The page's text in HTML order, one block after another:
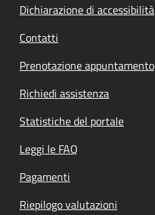
Dichiarazione di accessibilità
Contatti
Prenotazione appuntamento
Richiedi assistenza
Statistiche del portale
Leggi le FAQ
Pagamenti
Riepilogo valutazioni